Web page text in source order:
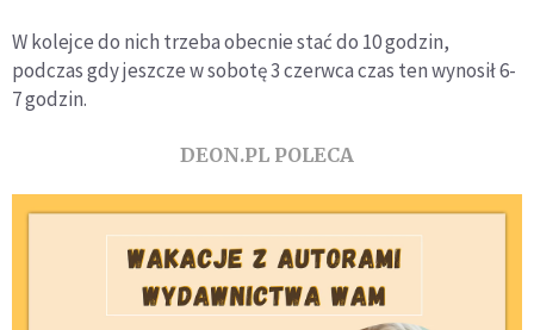
W kolejce do nich trzeba obecnie stać do 10 godzin,
podczas gdy jeszcze w sobotę 3 czerwca czas ten wynosił 6-
7 godzin.
DEON.PL POLECA